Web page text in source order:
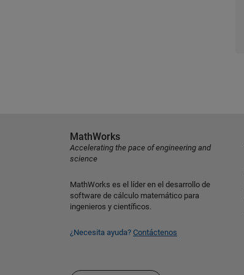
MathWorks
Accelerating the pace of engineering and
science
MathWorks es el líder en el desarrollo de
software de cálculo matemático para
ingenieros y científicos.
¿Necesita ayuda? Contáctenos